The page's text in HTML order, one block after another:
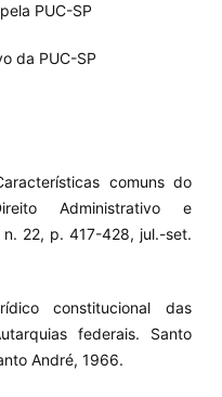
PUC-SP
da PUC-SP
comuns do
Administrativo e
22, p. 417-428, jul.-set.
constitucional das
federais. Santo
André, 1966.